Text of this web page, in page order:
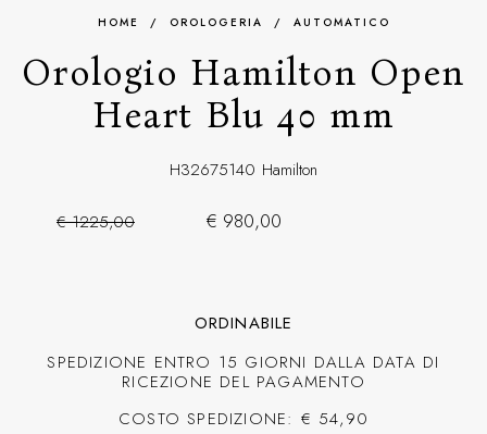
HOME / OROLOGERIA / AUTOMATICO
Orologio Hamilton Open
Heart Blu 40 mm
H32675140 Hamilton
€ 1225,00 € 980,00
ORDINABILE
SPEDIZIONE ENTRO 15 GIORNI DALLA DATA DI
RICEZIONE DEL PAGAMENTO
COSTO SPEDIZIONE: € 54,90